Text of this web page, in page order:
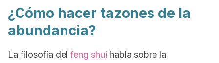
¿Cómo hacer tazones de la
abundancia?
La filosofía del feng shui habla sobre la